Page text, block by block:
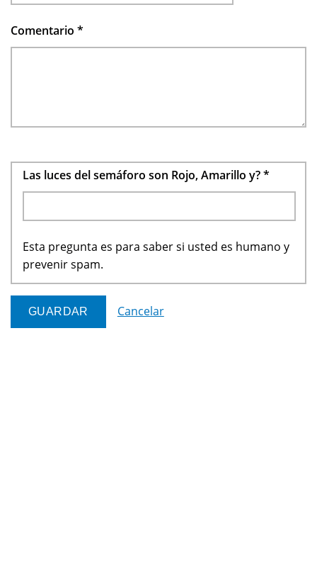
Comentario *
Las luces del semáforo son Rojo, Amarillo y?*
Esta pregunta es para saber si usted es humano y
prevenir spam.
Cancelar